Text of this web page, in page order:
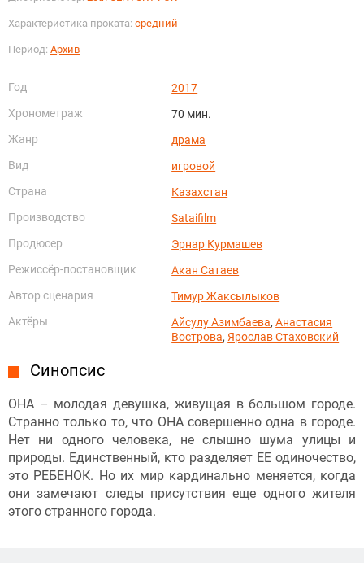
Характеристика проката: средний
Период: Архив
Год
2017
Хронометраж
70 мин.
Жанр
драма
Вид
игровой
Страна
Казахстан
Производство
Sataifilm
Продюсер
Эрнар Курмашев
Режиссёр-постановщик
Акан Сатаев
Автор сценария
Тимур Жаксылыков
Актёры
Айсулу Азимбаева,Анастасия
Вострова, Ярослав Стаховский
Синопсис
ОНА – молодая девушка, живущая в большом городе.
Странно только то, что ОНА совершенно одна в городе.
Нет ни одного человека, не слышно шума улицы и
природы. Единственный, кто разделяет ЕЕ одиночество,
это РЕБЕНОК. Но их мир кардинально меняется, когда
они замечают следы присутствия еще одного жителя
этого странного города.